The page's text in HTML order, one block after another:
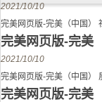
2021/10/10
完美网页版-完美（中国）
完美网页版-完美
2021/10/10
完美网页版-完美（中国）
完美网页版-完美